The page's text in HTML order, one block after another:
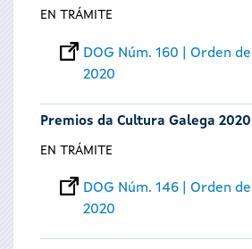
EN TRÁMITE
DOG Núm. 160 | Orden
2020
Premios da Cultura Galega 2020
EN TRÁMITE
DOG Núm. 146 | Orden
2020